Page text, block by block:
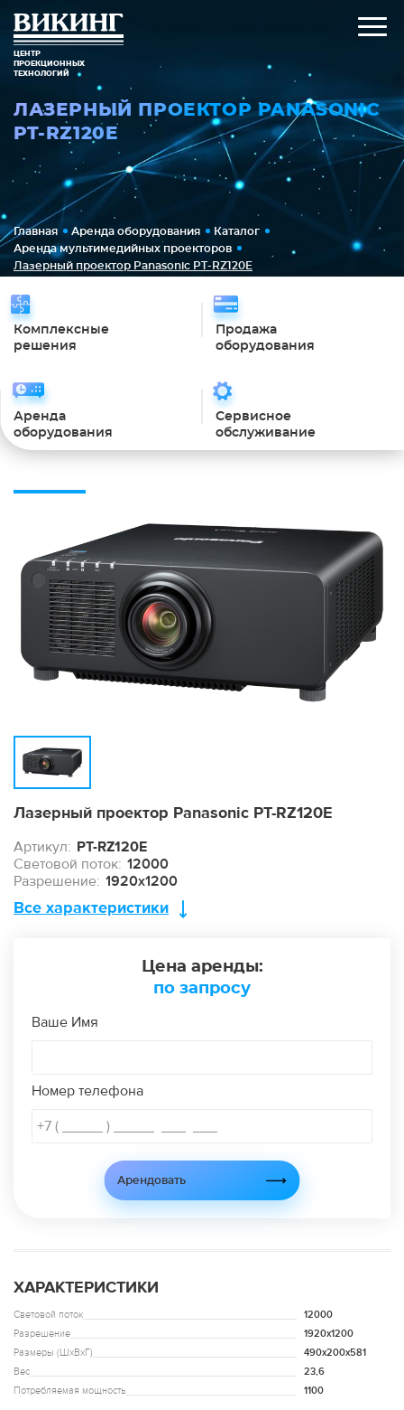
ЦЕНТР
ПРОЕКЦИОННЫХ
ТЕХНОЛОГИЙ
ЛАЗЕРНЫЙ ПРОЕКТОР PANASONIC
PT-RZ120E
Главная Аренда оборудования
Каталог
Аренда мультимедийных проекторов
Лазерный проектор Panasonic PT-RZ120E
Комплексные
решения
Продажа
оборудования
Аренда
оборудования
Сервисное
обслуживание
Лазерный проектор Panasonic PT-RZ120E
Артикул: PT-RZ120E
Световой поток: 12000
Разрешение: 1920х1200
Все характеристики
Цена аренды:
по запросу
Арендовать
Ваше Имя
Номер телефона
ХАРАКТЕРИСТИКИ
Световой поток
12000
Разрешение
1920х1200
Размеры (ШxВxГ)
490х200х581
Вес
23,6
Потребляемая мощность
1100